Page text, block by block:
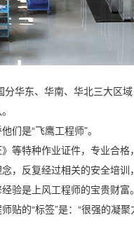
华东、华南、华北三大区
们是“飞鹰工程师”。
等特种作业证件，专业合格
，反复经过相关的安全培训
验是上风工程师的宝贵财
的“标签”是：“很强的凝聚